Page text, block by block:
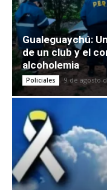
Gualeguaychú:
de un club y el
alcoholemia
Policiales 9 de agosto